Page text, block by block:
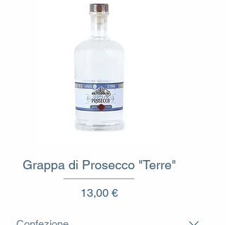
Grappa di Prosecco "Terre"
Prezzo
13,00 €